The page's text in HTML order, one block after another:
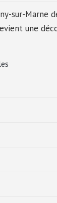
sur-Marne
une